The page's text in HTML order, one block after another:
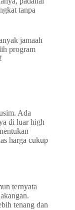
tanpa
jamaah
program
Ada
di luar high
harga cukup
ternyata
tenang dan